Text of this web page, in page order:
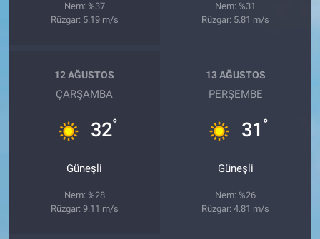
Nem: %37
Rüzgar: 5.19 m/s
Nem: %31
Rüzgar: 5.81 m/s
12 AĞUSTOS
ÇARŞAMBA
32°
Güneşli
Nem: %28
Rüzgar: 9.11 m/s
13 AĞUSTOS
PERŞEMBE
31 °
Güneşli
Nem: %26
Rüzgar: 4.81 m/s